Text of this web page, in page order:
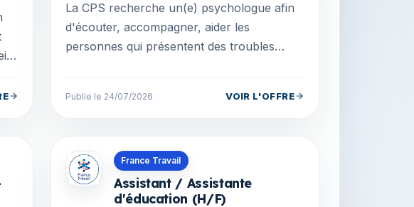
La CPS recherche un(e) psychologue afin
d'écouter, accompagner, aider les
personnes qui présentent des troubles
Publie le 24/07/2026 VOIR L'OFFRE
France Travail
Assistant / Assistante
d'éducation (H/F)
Offres en Saint-Pierre-et-Miquelon